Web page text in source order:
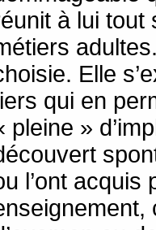
à lui tout
Elle
qui en
pleine »
l’ont